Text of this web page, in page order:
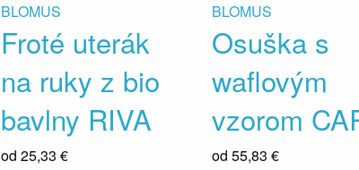
BLOMUS
Froté uterák
na ruky z bio
bavlny RIVA
od 25,33 €
BLOMUS
Osuška s
waflovým
vzorom
od 55,83 €